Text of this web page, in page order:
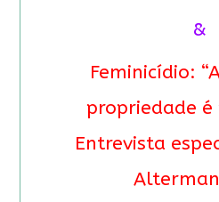
&
Feminicídio:
propriedade é
Entrevista